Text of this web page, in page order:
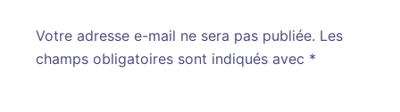
Votre adresse e-mail ne sera pas publiée. Les
champs obligatoires sont indiqués avec *
Alternative: